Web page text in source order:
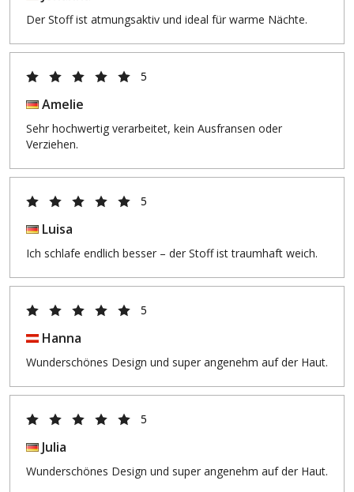
Der Stoff ist atmungsaktiv und ideal für warme Nächte.
5
Amelie
Sehr hochwertig verarbeitet, kein Ausfransen oder
Verziehen.
5
Luisa
Ich schlafe endlich besser – der Stoff ist traumhaft weich.
5
Hanna
Wunderschönes Design und super angenehm auf der Haut.
5
Julia
Wunderschönes Design und super angenehm auf der Haut.